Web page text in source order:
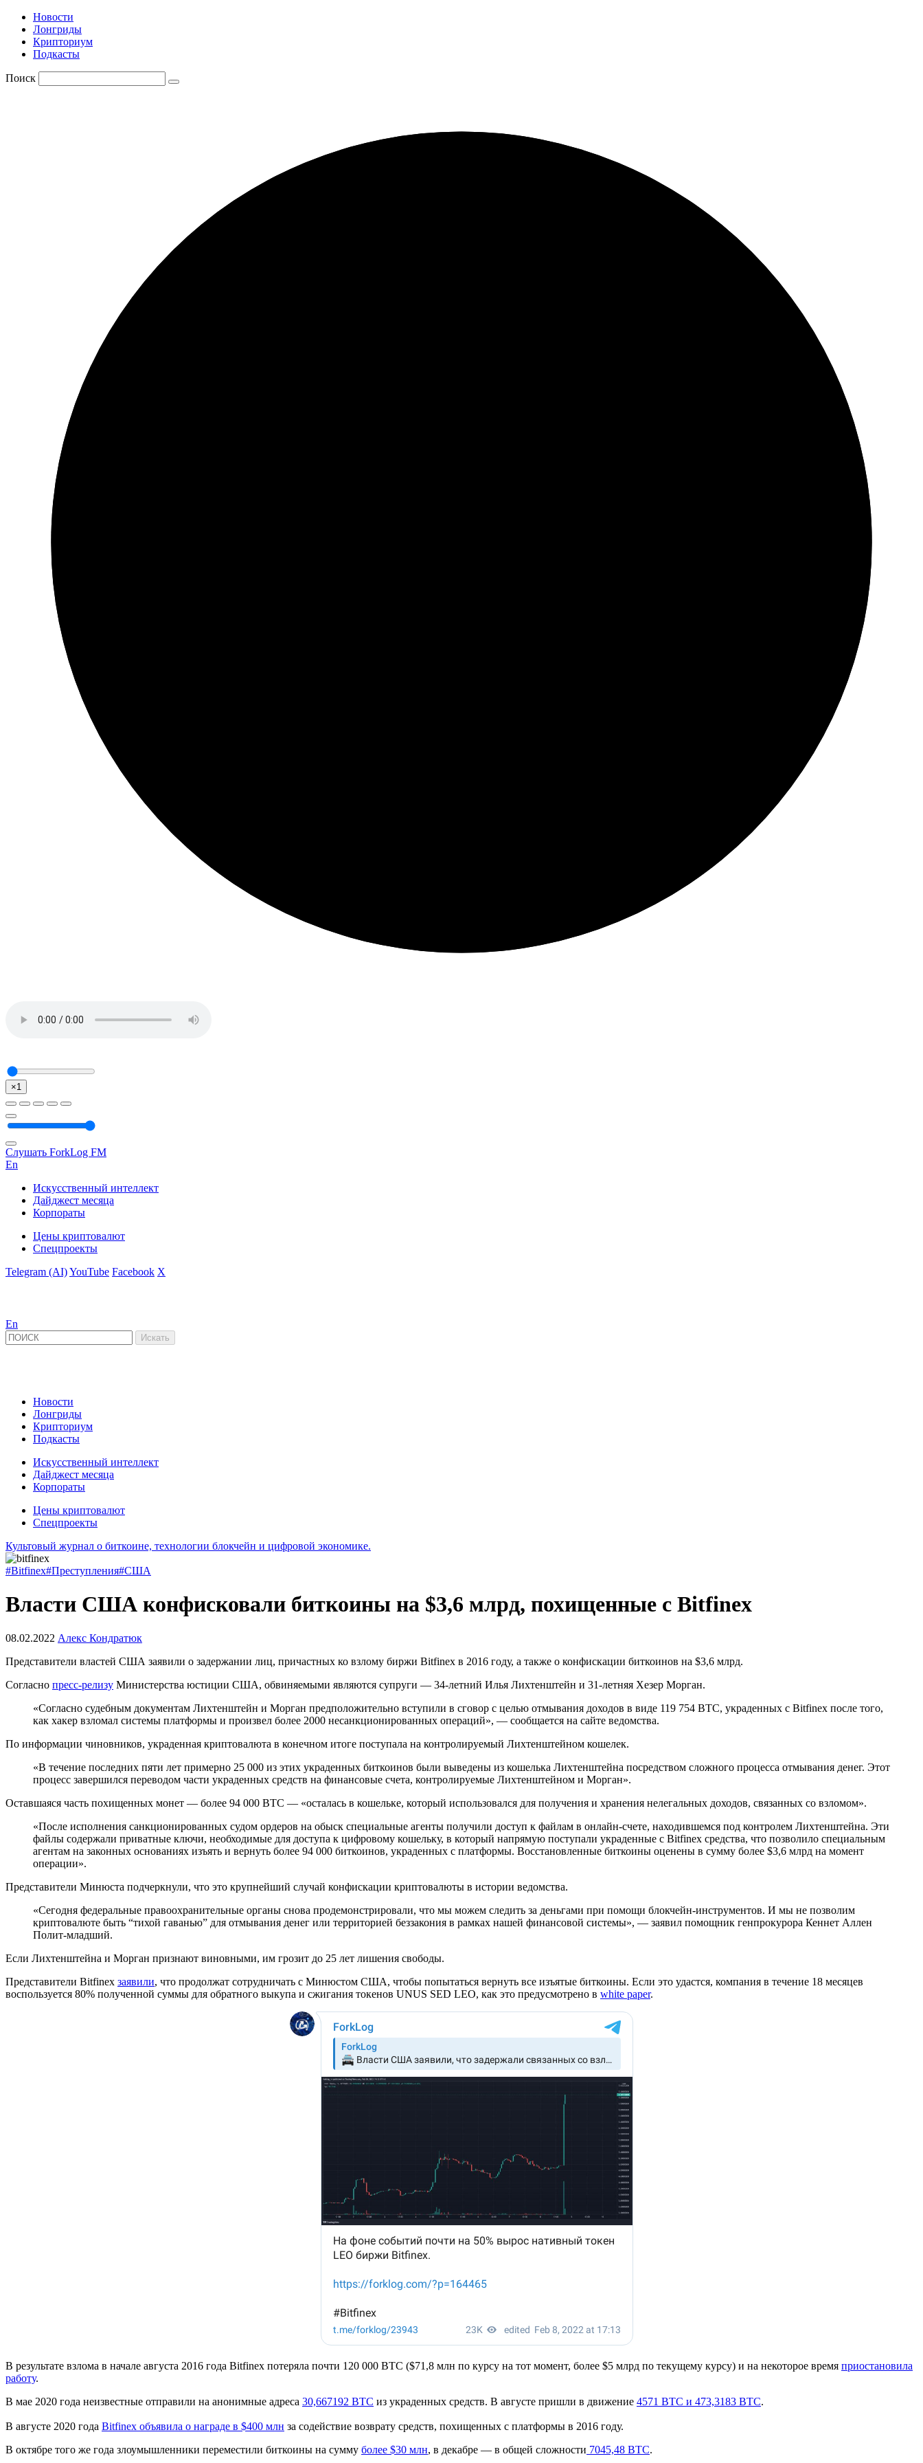
Новости
Лонгриды
Крипториум
Подкасты
Поиск
×1
Слушать ForkLog FM
En
Искусственный интеллект
Дайджест месяца
Корпораты
Цены криптовалют
Спецпроекты
Telegram (AI)YouTube Facebook X
En
Новости
Лонгриды
Крипториум
Подкасты
Искусственный интеллект
Дайджест месяца
Корпораты
Цены криптовалют
Спецпроекты
Культовый журнал о биткоине, технологии блокчейн и цифровой экономике.
#Bitfinex#Преступления#США
Власти США конфисковали биткоины на $3,6 млрд, похищенные с Bitfinex
08.02.2022 Алекс Кондратюк
Представители властей США заявили о задержании лиц, причастных ко взлому биржи Bitfinex в 2016 году, а также о конфискации биткоинов на $3,6 млрд.
Согласно пресс-релизу Министерства юстиции США, обвиняемыми являются супруги — 34-летний Илья Лихтенштейн и 31-летняя Хезер Морган.
«Согласно судебным документам Лихтенштейн и Морган предположительно вступили в сговор с целью отмывания доходов в виде 119 754 BTC, украденных с Bitfinex после того,
как хакер взломал системы платформы и произвел более 2000 несанкционированных операций», — сообщается на сайте ведомства.
По информации чиновников, украденная криптовалюта в конечном итоге поступала на контролируемый Лихтенштейном кошелек.
«В течение последних пяти лет примерно 25 000 из этих украденных биткоинов были выведены из кошелька Лихтенштейна посредством сложного процесса отмывания денег. Этот
процесс завершился переводом части украденных средств на финансовые счета, контролируемые Лихтенштейном и Морган».
Оставшаяся часть похищенных монет — более 94 000 BTC — «осталась в кошельке, который использовался для получения и хранения нелегальных доходов, связанных со взломом».
«После исполнения санкционированных судом ордеров на обыск специальные агенты получили доступ к файлам в онлайн-счете, находившемся под контролем Лихтенштейна. Эти
файлы содержали приватные ключи, необходимые для доступа к цифровому кошельку, в который напрямую поступали украденные с Bitfinex средства, что позволило специальным
агентам на законных основаниях изъять и вернуть более 94 000 биткоинов, украденных с платформы. Восстановленные биткоины оценены в сумму более $3,6 млрд на момент
операции».
Представители Минюста подчеркнули, что это крупнейший случай конфискации криптовалюты в истории ведомства.
«Сегодня федеральные правоохранительные органы снова продемонстрировали, что мы можем следить за деньгами при помощи блокчейн-инструментов. И мы не позволим
криптовалюте быть “тихой гаванью” для отмывания денег или территорией беззакония в рамках нашей финансовой системы», — заявил помощник генпрокурора Кеннет Аллен
Полит-младший.
Если Лихтенштейна и Морган признают виновными, им грозит до 25 лет лишения свободы.
Представители Bitfinex заявили, что продолжат сотрудничать с Минюстом США, чтобы попытаться вернуть все изъятые биткоины. Если это удастся, компания в течение 18 месяцев
воспользуется 80% полученной суммы для обратного выкупа и сжигания токенов UNUS SED LEO, как это предусмотрено в white paper.
В результате взлома в начале августа 2016 года Bitfinex потеряла почти 120 000 BTC ($71,8 млн по курсу на тот момент, более $5 млрд по текущему курсу) и на некоторое время приостановила
работу.
В мае 2020 года неизвестные отправили на анонимные адреса 30,667192 BTC из украденных средств. В августе пришли в движение 4571 BTC и 473,3183 BTC.
В августе 2020 года Bitfinex объявила о награде в $400 млн за содействие возврату средств, похищенных с платформы в 2016 году.
В октябре того же года злоумышленники переместили биткоины на сумму более $30 млн, в декабре — в общей сложности 7045,48 BTC.